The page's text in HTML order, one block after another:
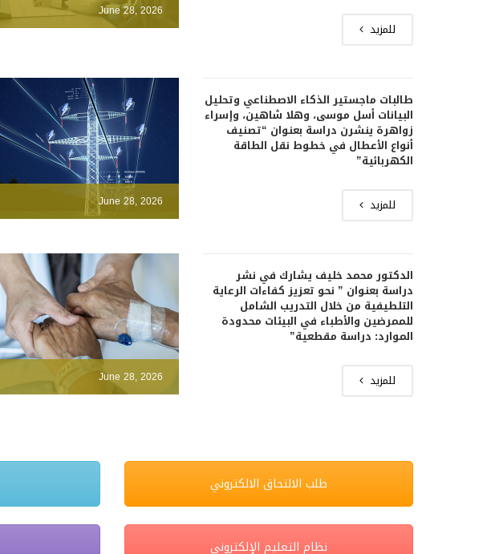
June 28, 2026
للمزيد
June 28, 2026
طالبات ماجستير الذكاء الاصطناعي وتحليل
البيانات أسل موسى، وهلا شاهين، وإسراء
زواهرة ينشرن دراسة بعنوان “تصنيف
أنواع الأعطال في خطوط نقل الطاقة
الكهربائية”
للمزيد
June 28, 2026
الدكتور محمد خليف يشارك في نشر
دراسة بعنوان ” نحو تعزيز كفاءات الرعاية
التلطيفية من خلال التدريب الشامل
للممرضين والأطباء في البيئات محدودة
الموارد: دراسة مقطعية”
للمزيد
طلب الالتحاق الالكتروني
نظام التعليم الإلكتروني